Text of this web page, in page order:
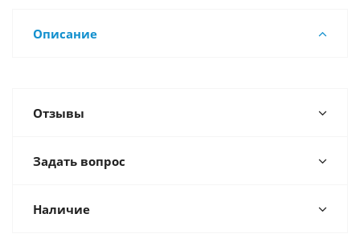
Описание
Отзывы
Задать вопрос
Наличие